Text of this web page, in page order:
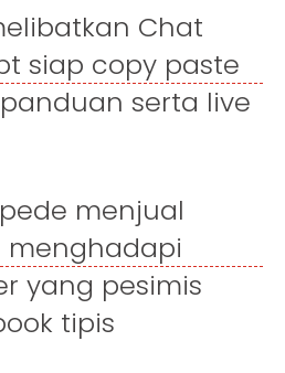
Chat
siap copy paste
serta live
menjual
menghadapi
yang pesimis
tipis